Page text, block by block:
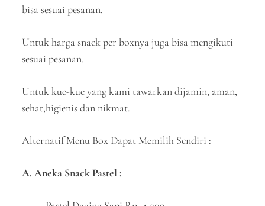
bisa sesuai pesanan.
Untuk harga snack per boxnya juga bisa mengikuti
sesuai pesanan.
Untuk kue-kue yang kami tawarkan dijamin, aman,
sehat,higienis dan nikmat.
Alternatif Menu Box Dapat Memilih Sendiri :
A. Aneka Snack Pastel :